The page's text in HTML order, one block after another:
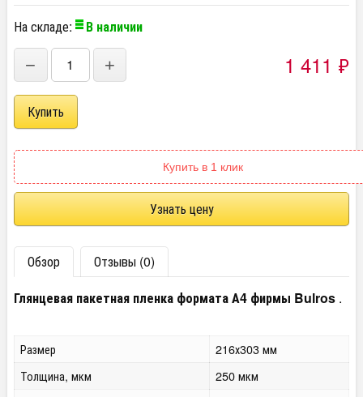
На складе:
В наличии
− + 1 411 ₽
Купить в 1 клик
Узнать цену
Обзор
Отзывы (0)
Глянцевая пакетная пленка формата А4 фирмы Bulros .
Размер
216х303 мм
Толщина, мкм
250 мкм